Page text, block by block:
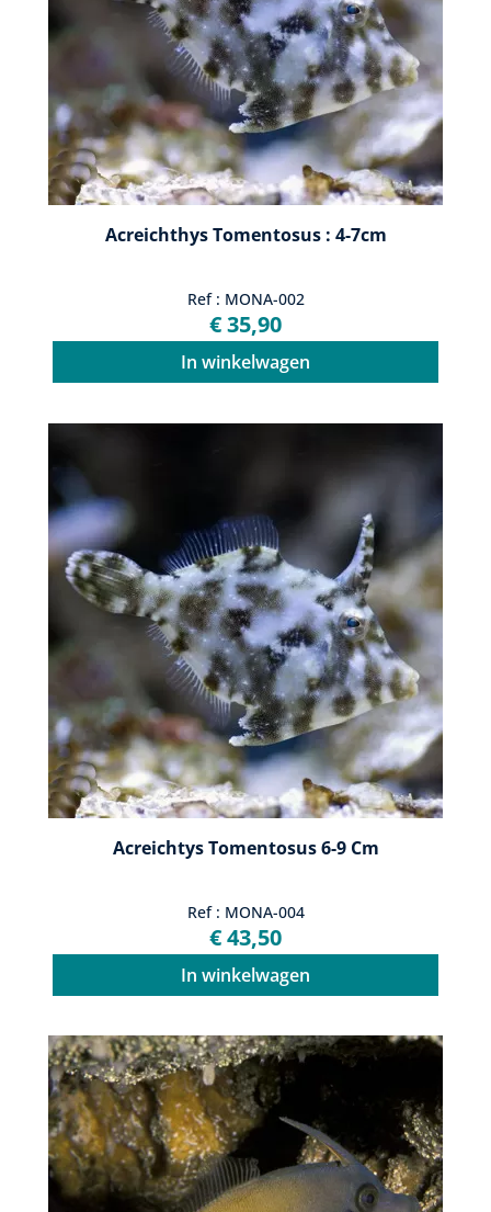
Acreichthys Tomentosus : 4-7cm
Ref : MONA-002
€ 35,90
In winkelwagen
Acreichtys Tomentosus 6-9 Cm
Ref : MONA-004
€ 43,50
In winkelwagen